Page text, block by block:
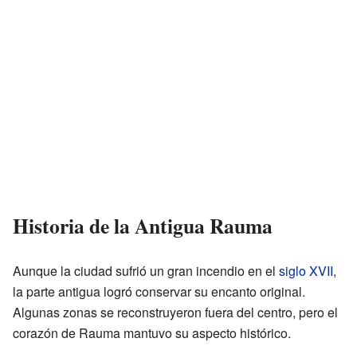
Historia de la Antigua Rauma
Aunque la ciudad sufrió un gran incendio en el siglo XVII,
la parte antigua logró conservar su encanto original.
Algunas zonas se reconstruyeron fuera del centro, pero el
corazón de Rauma mantuvo su aspecto histórico.